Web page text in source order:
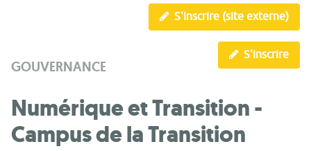
S'inscrire (site externe)
S'inscrire
GOUVERNANCE
Numérique et Transition -
Campus de la Transition